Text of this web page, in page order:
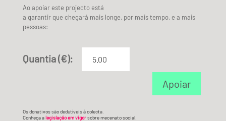
Ao apoiar este projecto está
a garantir que chegará mais longe, por mais tempo, e a mais
pessoas:
Quantia (€):
Apoiar
Os donativos são dedutíveis à colecta.
Conheça alegislação em vigorsobre mecenato social.